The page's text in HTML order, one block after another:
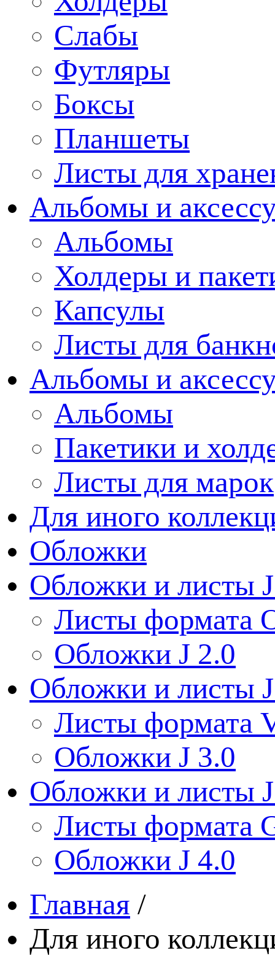
Слабы
Футляры
Боксы
Планшеты
Листы для
Альбомы и
Альбомы
Холдеры и
Капсулы
Листы для
Альбомы и
Альбомы
Пакетики и
Листы для марок
Для иного
Обложки
Обложки и листы
Листы формата
Обложки J 2.0
Обложки и листы
Листы формата
Обложки J 3.0
Обложки и листы
Листы формата
Обложки J 4.0
Главная /
Для иного